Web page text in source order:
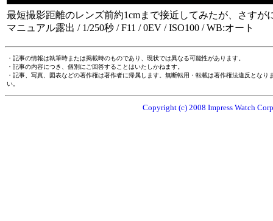
最短撮影距離のレンズ前約1cmまで接近してみたが、さす
マニュアル露出 / 1/250秒 / F11 / 0EV / ISO100 / WB:オート
・記事の情報は執筆時または掲載時のものであり、現状では異なる可能性があります。
・記事の内容につき、個別にご回答することはいたしかねます。
・記事、写真、図表などの著作権は著作者に帰属します。無断転用・転載は著作権法違反とな
い。
Copyright (c) 2008 Impress Watch